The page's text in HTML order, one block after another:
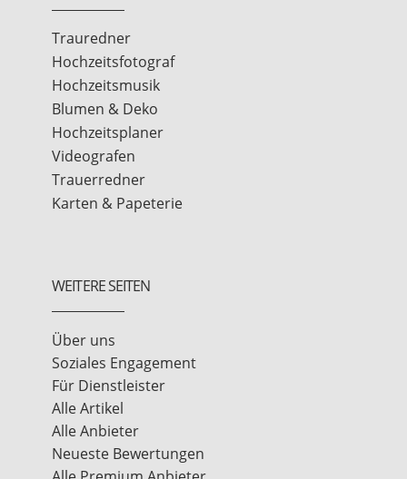
Trauredner
Hochzeitsfotograf
Hochzeitsmusik
Blumen & Deko
Hochzeitsplaner
Videografen
Trauerredner
Karten & Papeterie
WEITERE SEITEN
Über uns
Soziales Engagement
Für Dienstleister
Alle Artikel
Alle Anbieter
Neueste Bewertungen